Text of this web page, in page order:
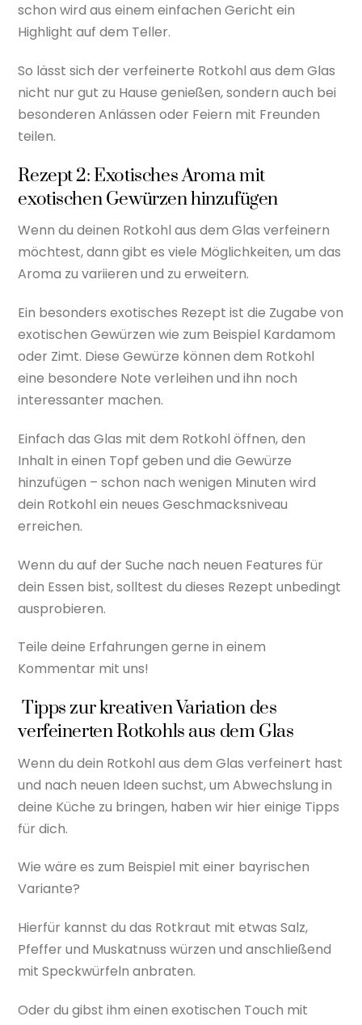
schon wird aus einem einfachen Gericht ein
Highlight auf dem Teller.
So lässt sich der verfeinerte Rotkohl aus dem Glas
nicht nur gut zu Hause genießen, sondern auch bei
besonderen Anlässen oder Feiern mit Freunden
teilen.
Rezept 2: Exotisches Aroma mit
exotischen Gewürzen hinzufügen
Wenn du deinen Rotkohl aus dem Glas verfeinern
möchtest, dann gibt es viele Möglichkeiten, um das
Aroma zu variieren und zu erweitern.
Ein besonders exotisches Rezept ist die Zugabe von
exotischen Gewürzen wie zum Beispiel Kardamom
oder Zimt. Diese Gewürze können dem Rotkohl
eine besondere Note verleihen und ihn noch
interessanter machen.
Einfach das Glas mit dem Rotkohl öffnen, den
Inhalt in einen Topf geben und die Gewürze
hinzufügen – schon nach wenigen Minuten wird
dein Rotkohl ein neues Geschmacksniveau
erreichen.
Wenn du auf der Suche nach neuen Features für
dein Essen bist, solltest du dieses Rezept unbedingt
ausprobieren.
Teile deine Erfahrungen gerne in einem
Kommentar mit uns!
Tipps zur kreativen Variation des
verfeinerten Rotkohls aus dem Glas
Wenn du dein Rotkohl aus dem Glas verfeinert hast
und nach neuen Ideen suchst, um Abwechslung in
deine Küche zu bringen, haben wir hier einige Tipps
für dich.
Wie wäre es zum Beispiel mit einer bayrischen
Variante?
Hierfür kannst du das Rotkraut mit etwas Salz,
Pfeffer und Muskatnuss würzen und anschließend
mit Speckwürfeln anbraten.
Oder du gibst ihm einen exotischen Touch mit